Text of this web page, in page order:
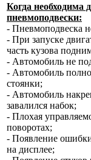
Когда необходима
пневмоподвески:
- Пневмоподвеска
- При запуске
часть кузова
- Автомобиль не
- Автомобиль
стоянки;
- Автомобиль
завалился набок;
- Плохая
поворотах;
- Появление
на дисплее;